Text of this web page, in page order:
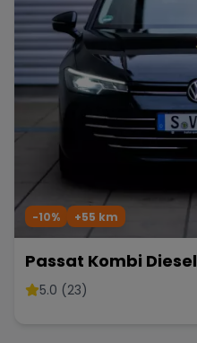
-10% +55 km
Passat Kombi Diesel
5.0 (23)